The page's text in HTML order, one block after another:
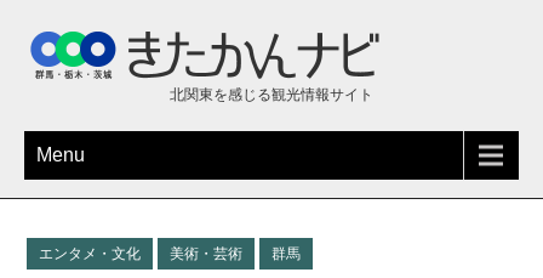
北関東を感じる観光情報サイト
Menu
エンタメ・文化 美術・芸術 群馬